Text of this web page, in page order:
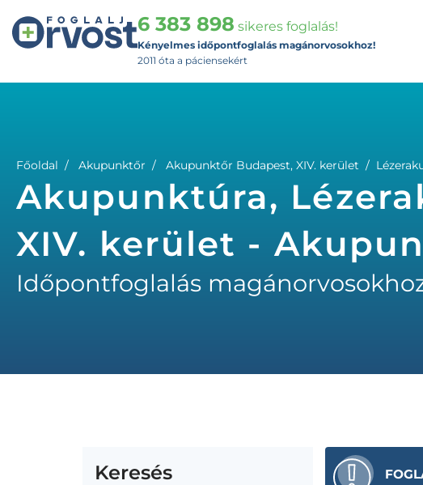
6 383 898 sikeres foglalás!
Kényelmes időpontfoglalás magánorvosokhoz!
2011 óta a páciensekért
Főoldal Akupunktőr Akupunktőr Budapest, XIV. kerület
Akupunktúra,
XIV. kerület -
Időpontfoglalás
Keresés